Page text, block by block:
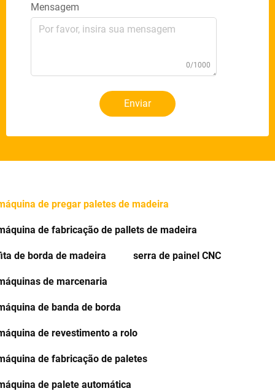
Mensagem
0/1000
Enviar
de pregar paletes de madeira
de fabricação de pallets de madeira
de borda de madeira serra de painel CNC
de marcenaria
de banda de borda
de revestimento a rolo
de fabricação de paletes
de palete automática